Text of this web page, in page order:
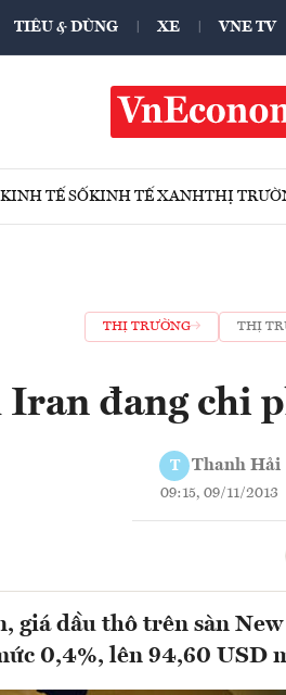
TIÊU & DÙNG XE VNE TV
KINH TẾ SỐKINH TẾ XANHTHỊ
THỊ TRƯỜNG THỊ
đang chi
T Thanh Hải
09:15, 09/11/2013
giá dầu thô trên sàn
0,4%, lên 94,60 USD